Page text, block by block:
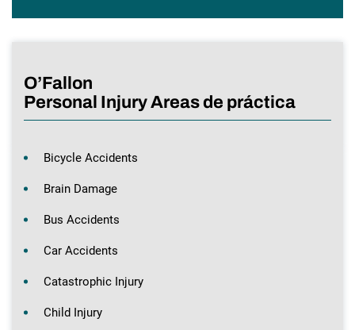
O’Fallon
Personal Injury Areas de práctica
Bicycle Accidents
Brain Damage
Bus Accidents
Car Accidents
Catastrophic Injury
Child Injury